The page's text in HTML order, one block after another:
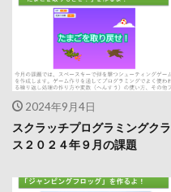
2024年9月4日
スクラッチプログラミングクラ
ス２０２４年９月の課題